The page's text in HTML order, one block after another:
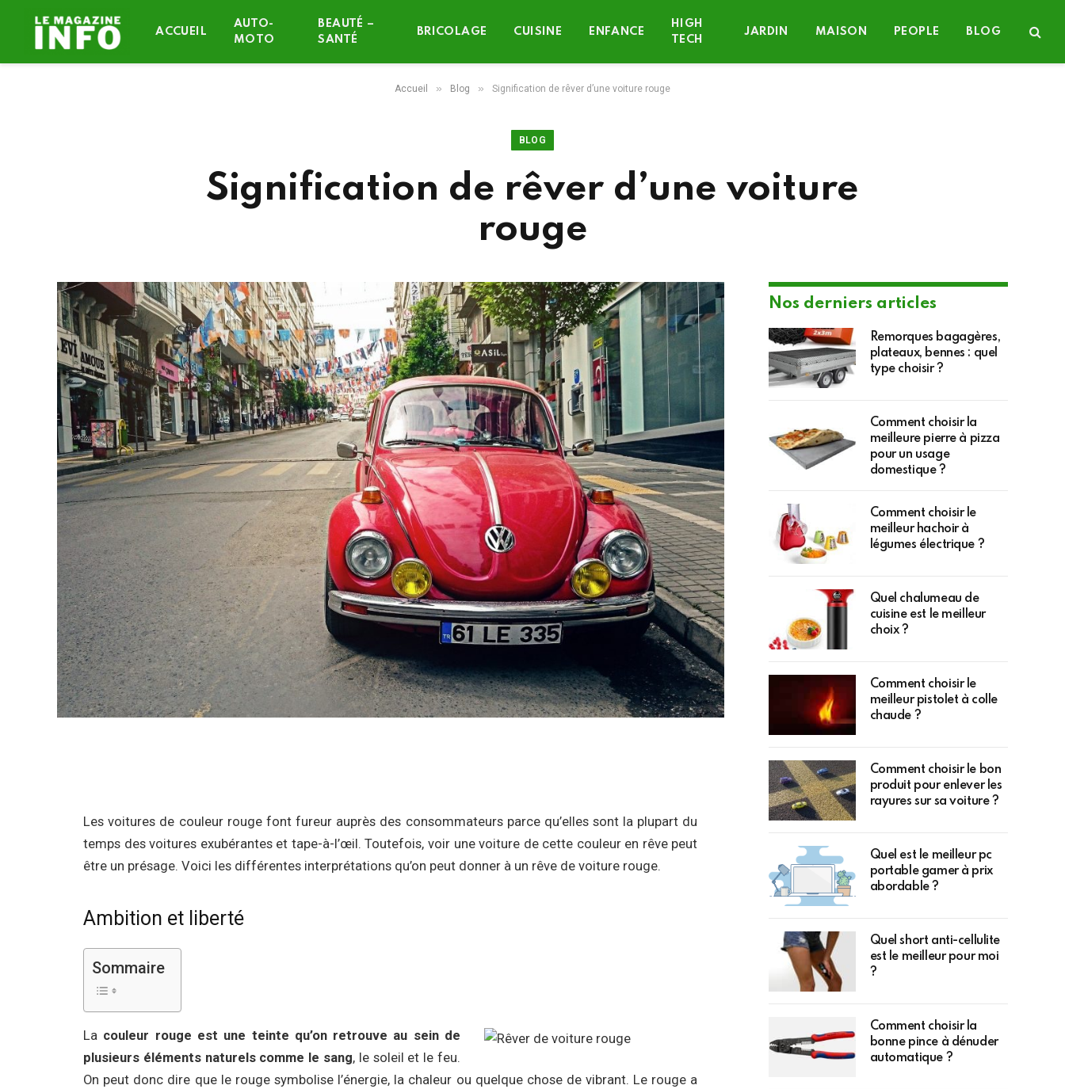
ACCUEIL
AUTO-
MOTO
BEAUTÉ –
SANTÉ
BRICOLAGE CUISINE ENFANCE
HIGH
TECH
JARDIN MAISON PEOPLE BLOG
Accueil » Blog » Signification de rêver d’une voiture rouge
BLOG
Signification de rêver d’une voiture
rouge
Les voitures de couleur rouge font fureur auprès des consommateurs parce qu’elles sont la plupart du
temps des voitures exubérantes et tape-à-l’œil. Toutefois, voir une voiture de cette couleur en rêve peut
être un présage. Voici les différentes interprétations qu’on peut donner à un rêve de voiture rouge.
Ambition et liberté
Sommaire
La couleur rouge est une teinte qu’on retrouve au sein de
plusieurs éléments naturels comme le sang, le soleil et le feu.
On peut donc dire que le rouge symbolise l’énergie, la chaleur ou quelque chose de vibrant. Le rouge a
Nos derniers articles
Remorques bagagères,
plateaux, bennes : quel
type choisir ?
Comment choisir la
meilleure pierre à pizza
pour un usage
domestique ?
Comment choisir le
meilleur hachoir à
légumes électrique ?
Quel chalumeau de
cuisine est le meilleur
choix ?
Comment choisir le
meilleur pistolet à colle
chaude ?
Comment choisir le bon
produit pour enlever les
rayures sur sa voiture ?
Quel est le meilleur pc
portable gamer à prix
abordable ?
Quel short anti-cellulite
est le meilleur pour moi
?
Comment choisir la
bonne pince à dénuder
automatique ?